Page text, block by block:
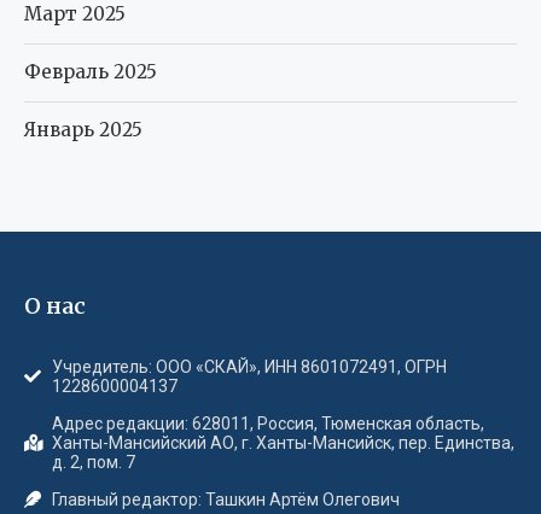
Март 2025
Февраль 2025
Январь 2025
О нас
Учредитель: ООО «СКАЙ», ИНН 8601072491, ОГРН
1228600004137
Адрес редакции: 628011, Россия, Тюменская область,
Ханты-Мансийский АО, г. Ханты-Мансийск, пер. Единства,
д. 2, пом. 7
Главный редактор: Ташкин Артём Олегович